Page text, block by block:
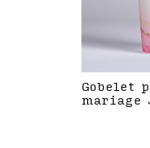
Gobelet
mariage